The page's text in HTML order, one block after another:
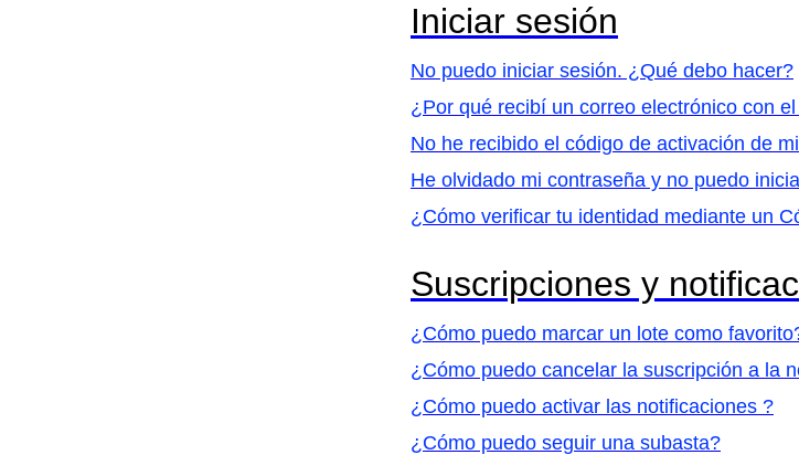
Iniciar sesión
No puedo iniciar sesión. ¿Qué debo hacer?
¿Por qué recibí un correo electrónico con
No he recibido el código de activación de
He olvidado mi contraseña y no puedo
¿Cómo verificar tu identidad mediante un
Suscripciones y
¿Cómo puedo marcar un lote como
¿Cómo puedo cancelar la suscripción a la
¿Cómo puedo activar las notificaciones ?
¿Cómo puedo seguir una subasta?